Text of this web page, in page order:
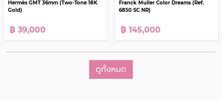
รหัสสินค้า : 30968